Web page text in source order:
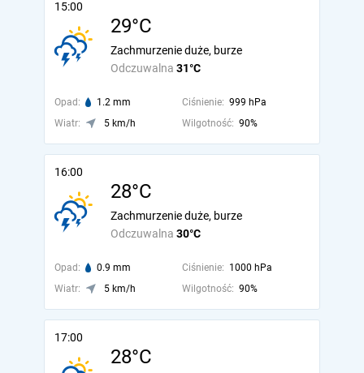
15:00
29°C
Odczuwalna 31°C
Zachmurzenie duże, burze
Opad: 1.2 mm Ciśnienie: 999 hPa
Wiatr:
5 km/h Wilgotność: 90%
16:00
28°C
Odczuwalna 30°C
Zachmurzenie duże, burze
Opad: 0.9 mm Ciśnienie: 1000 hPa
Wiatr:
5 km/h Wilgotność: 90%
17:00
28°C